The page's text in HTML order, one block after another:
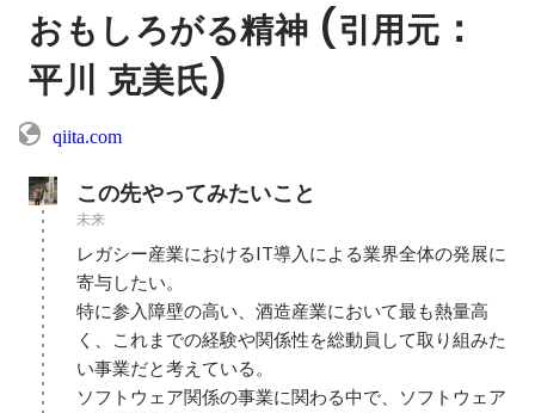
おもしろがる精神 (引用元 ：
平川 克美氏)
qiita.com
この先やってみたいこと
未来
レガシー産業におけるIT導入による業界全体の発展に
寄与したい。
特に参入障壁の高い、酒造産業において最も熱量高
く、これまでの経験や関係性を総動員して取り組みた
い事業だと考えている。
ソフトウェア関係の事業に関わる中で、ソフトウェア